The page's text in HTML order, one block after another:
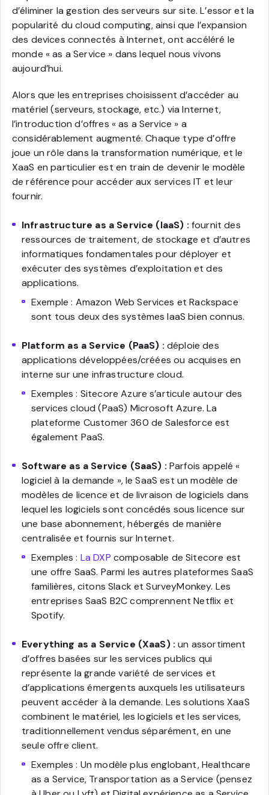
d’éliminer la gestion des serveurs sur site. L’essor et la
popularité du cloud computing, ainsi que l’expansion
des devices connectés à Internet, ont accéléré le
monde « as a Service » dans lequel nous vivons
aujourd’hui.
Alors que les entreprises choisissent d’accéder au
matériel (serveurs, stockage, etc.) via Internet,
l’introduction d’offres « as a Service » a
considérablement augmenté. Chaque type d’offre
joue un rôle dans la transformation numérique, et le
XaaS en particulier est en train de devenir le modèle
de référence pour accéder aux services IT et leur
fournir.
Infrastructure as a Service (IaaS) : fournit des
ressources de traitement, de stockage et d’autres
informatiques fondamentales pour déployer et
exécuter des systèmes d’exploitation et des
applications.
Exemple : Amazon Web Services et Rackspace
sont tous deux des systèmes IaaS bien connus.
Platform as a Service (PaaS) : déploie des
applications développées/créées ou acquises en
interne sur une infrastructure cloud.
Exemples : Sitecore Azure s’articule autour des
services cloud (PaaS) Microsoft Azure. La
plateforme Customer 360 de Salesforce est
également PaaS.
Software as a Service (SaaS) : Parfois appelé «
logiciel à la demande », le SaaS est un modèle de
modèles de licence et de livraison de logiciels dans
lequel les logiciels sont concédés sous licence sur
une base abonnement, hébergés de manière
centralisée et fournis sur Internet.
Exemples : La DXP composable de Sitecore est
une offre SaaS. Parmi les autres plateformes SaaS
familières, citons Slack et SurveyMonkey. Les
entreprises SaaS B2C comprennent Netflix et
Spotify.
Everything as a Service (XaaS) : un assortiment
d’offres basées sur les services publics qui
représente la grande variété de services et
d’applications émergents auxquels les utilisateurs
peuvent accéder à la demande. Les solutions XaaS
combinent le matériel, les logiciels et les services,
traditionnellement vendus séparément, en une
seule offre client.
Exemples : Un modèle plus englobant, Healthcare
as a Service, Transportation as a Service (pensez